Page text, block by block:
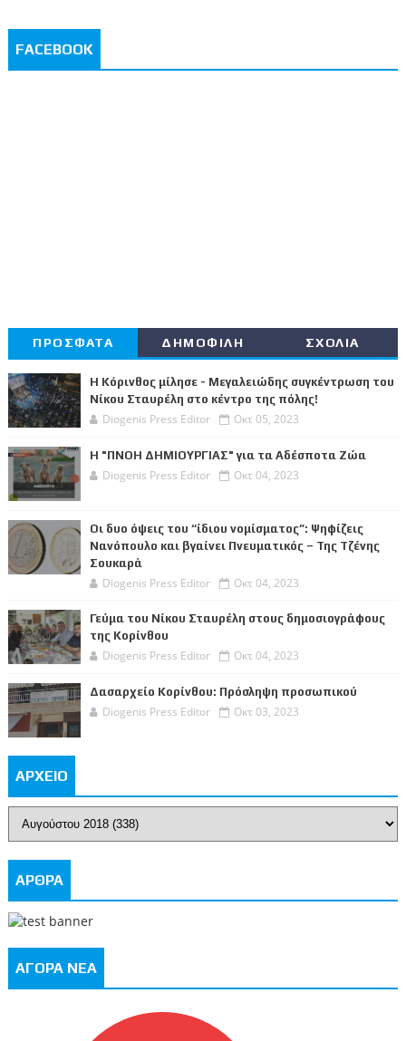
FACEBOOK
ΠΡΟΣΦΑΤΑ ΔΗΜΟΦΙΛΗ ΣΧΟΛΙΑ
Η Κόρινθος μίλησε - Μεγαλειώδης συγκέντρωση του
Νίκου Σταυρέλη στο κέντρο της πόλης!
Diogenis Press Editor Οκτ 05, 2023
Η "ΠΝΟΗ ΔΗΜΙΟΥΡΓΙΑΣ" για τα Αδέσποτα Ζώα
Diogenis Press Editor Οκτ 04, 2023
Οι δυο όψεις του “ίδιου νομίσματος”: Ψηφίζεις
Νανόπουλο και βγαίνει Πνευματικός – Της Τζένης
Σουκαρά
Diogenis Press Editor Οκτ 04, 2023
Γεύμα του Νίκου Σταυρέλη στους δημοσιογράφους
της Κορίνθου
Diogenis Press Editor Οκτ 04, 2023
Δασαρχείο Κορίνθου: Πρόσληψη προσωπικού
Diogenis Press Editor Οκτ 03, 2023
ΑΡΧΕΙΟ
ΑΡΘΡΑ
ΑΓΟΡΑ ΝΕΑ